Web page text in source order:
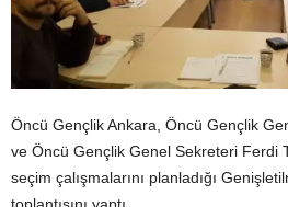
Öncü Gençlik Ankara, Öncü Gençlik
ve Öncü Gençlik Genel Sekreteri Ferdi
seçim çalışmalarını planladığı